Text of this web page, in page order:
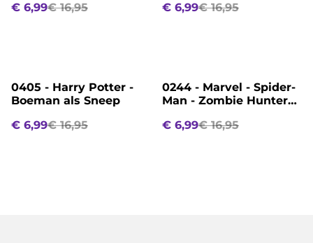
€ 6,99€ 16,95 € 6,99€ 16,95
%
0405 - Harry Potter -
Boeman als Sneep
€ 6,99€ 16,95
%
0244 - Marvel - Spider-
Man - Zombie Hunter
€ 6,99€ 16,95